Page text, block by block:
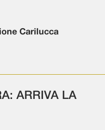
Carilucca
ARRIVA LA